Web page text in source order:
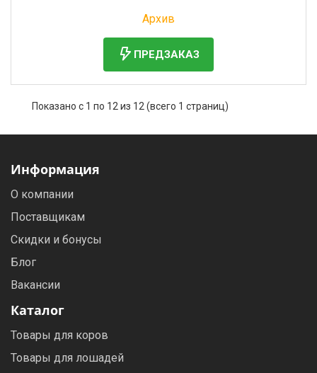
Архив
ПРЕДЗАКАЗ
Показано с 1 по 12 из 12 (всего 1 страниц)
Информация
О компании
Поставщикам
Скидки и бонусы
Блог
Вакансии
Каталог
Товары для коров
Товары для лошадей